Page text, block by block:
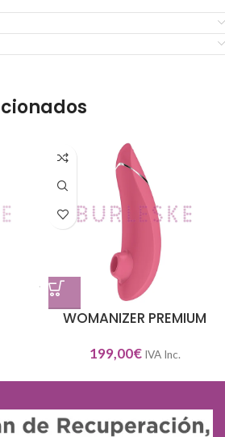
WOMANIZER PREMIUM
199,00€ IVA Inc.